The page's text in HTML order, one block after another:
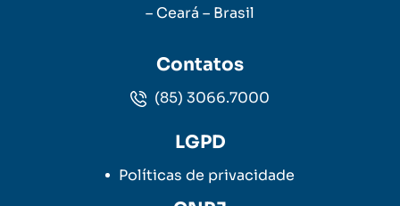
– Ceará – Brasil
Contatos
(85) 3066.7000
LGPD
Políticas de privacidade